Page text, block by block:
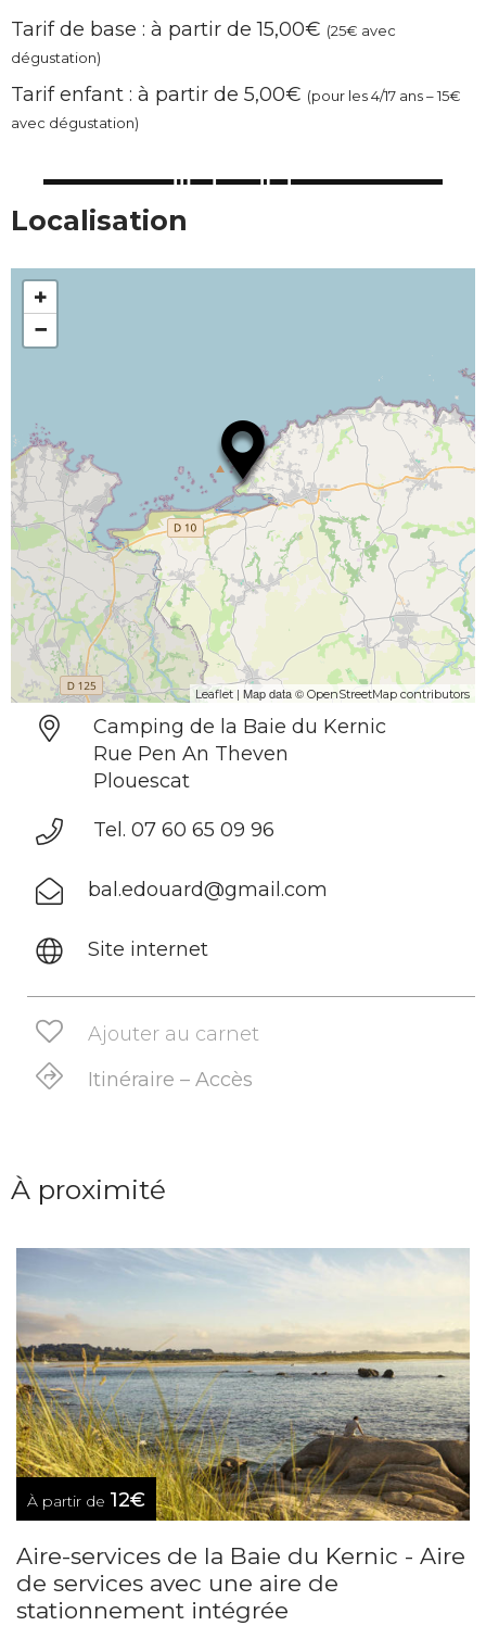
Tarif de base : à partir de 15,00€ (25€ avec
dégustation)
Tarif enfant : à partir de 5,00€ (pour les 4/17 ans – 15€
avec dégustation)
Localisation
+
−
Leaflet | Map data © OpenStreetMap contributors
Camping de la Baie du Kernic
Rue Pen An Theven
Plouescat
Tel. 07 60 65 09 96
bal.edouard@gmail.com
Site internet
Ajouter au carnet
Itinéraire – Accès
À proximité
À partir de 12€
Aire-services de la Baie du Kernic - Aire
de services avec une aire de
stationnement intégrée